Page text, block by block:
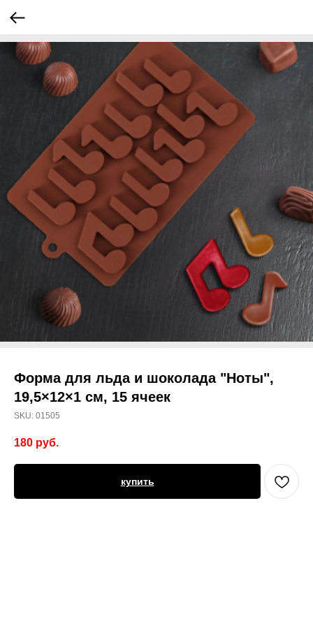
Форма для льда и шоколада "Ноты",
19,5×12×1 см, 15 ячеек
SKU: 01505
180 руб.
купить